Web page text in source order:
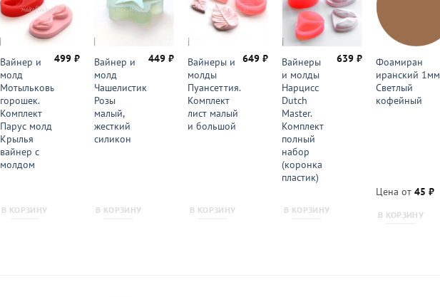
Вайнер и
молд
Мотыльковый
горошек.
Комплект
Парус молд и
Крылья
вайнер с
молдом
499 ₽
В КОРЗИНУ
Вайнер и
молд
Чашелистик
Розы
малый,
жесткий
силикон
449 ₽
В КОРЗИНУ
Вайнеры и
молды
Пуансеттия.
Комплект
лист малый
и большой
649 ₽
В КОРЗИНУ
Вайнеры
и молды
Нарцисс
Dutch
Master.
Комплект
полный
набор
(коронка
пластик)
639 ₽
В КОРЗИНУ
Фоамиран
иранский 1мм
Светлый
кофейный
Цена от45₽
В КОРЗИНУ